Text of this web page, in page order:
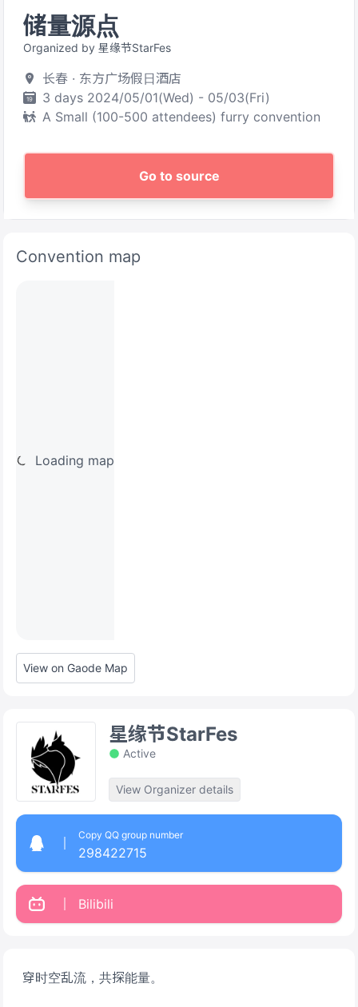
储量源点
Organized by 星缘节StarFes
长春 · 东方广场假日酒店
3 days 2024/05/01(Wed) - 05/03(Fri)
A Small (100-500 attendees) furry convention
Go to source
Convention map
Loading map
View on Gaode Map
穿时空乱流，共探能量。
星缘节StarFes
Active
View Organizer details
Copy QQ group number
298422715
Bilibili